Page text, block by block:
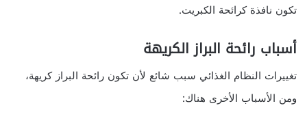
تكون نافذة كرائحة الكبريت.
أسباب رائحة البراز الكريهة
تغييرات النظام الغذائي سبب شائع لأن تكون رائحة البراز كريهة،
ومن الأسباب الأخرى هناك: